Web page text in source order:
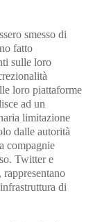
smesso di
fatto
sulle loro
loro piattaforme
ad un
limitazione
dalle autorità
compagnie
Twitter e
di